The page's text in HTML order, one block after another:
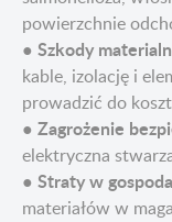
powierzchnie
● Szkody
kable, izolację i
prowadzić do
● Zagrożenie
elektryczna
● Straty w
materiałów w